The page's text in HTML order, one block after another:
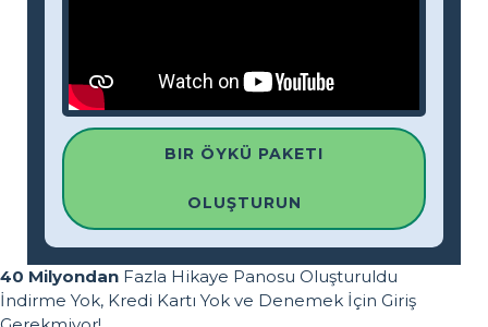
BIR ÖYKÜ PAKETI
OLUŞTURUN
40 Milyondan Fazla Hikaye Panosu Oluşturuldu
İndirme Yok, Kredi Kartı Yok ve Denemek İçin Giriş